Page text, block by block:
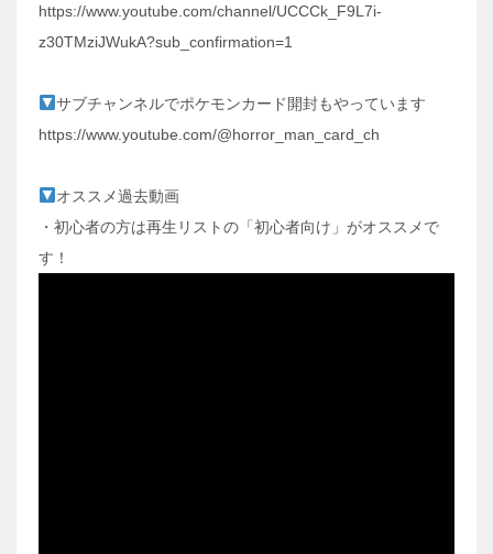
https://www.youtube.com/channel/UCCCk_F9L7i-
z30TMziJWukA?sub_confirmation=1
サブチャンネルでポケモンカード開封もやっています
https://www.youtube.com/@horror_man_card_ch
オススメ過去動画
・初心者の方は再生リストの「初心者向け」がオススメで
す！